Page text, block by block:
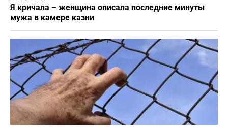
Я кричала – женщина описала последние минуты
мужа в камере казни